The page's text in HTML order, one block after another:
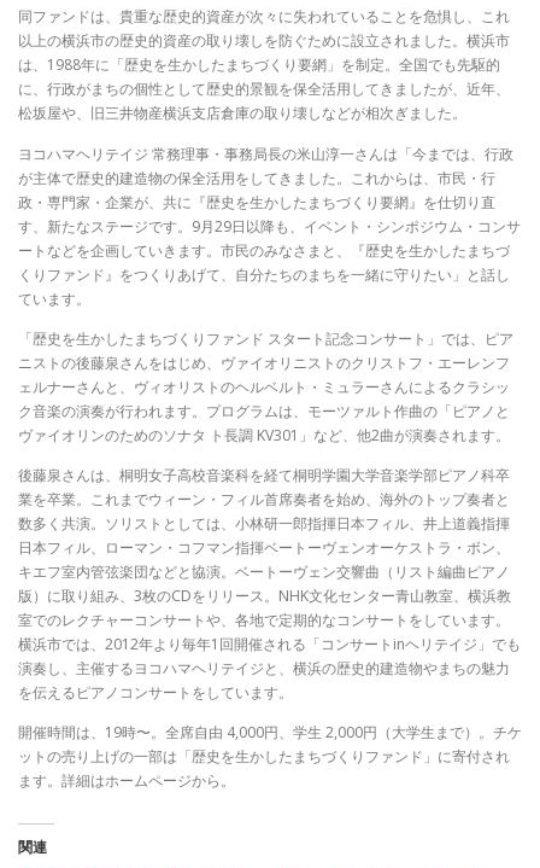
同ファンドは、貴重な歴史的資産が次々に失われていることを危惧し、これ
以上の横浜市の歴史的資産の取り壊しを防ぐために設立されました。横浜市
は、1988年に「歴史を生かしたまちづくり要網」を制定。全国でも先駆的
に、行政がまちの個性として歴史的景観を保全活用してきましたが、近年、
松坂屋や、旧三井物産横浜支店倉庫の取り壊しなどが相次ぎました。
ヨコハマヘリテイジ 常務理事・事務局長の米山淳一さんは「今までは、行政
が主体で歴史的建造物の保全活用をしてきました。これからは、市民・行
政・専門家・企業が、共に『歴史を生かしたまちづくり要網』を仕切り直
す、新たなステージです。9月29日以降も、イベント・シンポジウム・コンサ
ートなどを企画していきます。市民のみなさまと、『歴史を生かしたまちづ
くりファンド』をつくりあげて、自分たちのまちを一緒に守りたい」と話し
ています。
「歴史を生かしたまちづくりファンド スタート記念コンサート」では、ピア
ニストの後藤泉さんをはじめ、ヴァイオリニストのクリストフ・エーレンフ
ェルナーさんと、ヴィオリストのヘルベルト・ミュラーさんによるクラシッ
ク音楽の演奏が行われます。プログラムは、モーツァルト作曲の「ピアノと
ヴァイオリンのためのソナタ ト長調 KV301」など、他2曲が演奏されます。
後藤泉さんは、桐明女子高校音楽科を経て桐明学園大学音楽学部ピアノ科卒
業を卒業。これまでウィーン・フィル首席奏者を始め、海外のトップ奏者と
数多く共演。ソリストとしては、小林研一郎指揮日本フィル、井上道義指揮
日本フィル、ローマン・コフマン指揮ベートーヴェンオーケストラ・ボン、
キエフ室内管弦楽団などと協演。ベートーヴェン交響曲（リスト編曲ピアノ
版）に取り組み、3枚のCDをリリース。NHK文化センター青山教室、横浜教
室でのレクチャーコンサートや、各地で定期的なコンサートをしています。
横浜市では、2012年より毎年1回開催される「コンサートinヘリテイジ」でも
演奏し、主催するヨコハマヘリテイジと、横浜の歴史的建造物やまちの魅力
を伝えるピアノコンサートをしています。
開催時間は、19時〜。全席自由 4,000円、学生 2,000円（大学生まで）。チケ
ットの売り上げの一部は「歴史を生かしたまちづくりファンド」に寄付され
ます。詳細はホームページから。
関連